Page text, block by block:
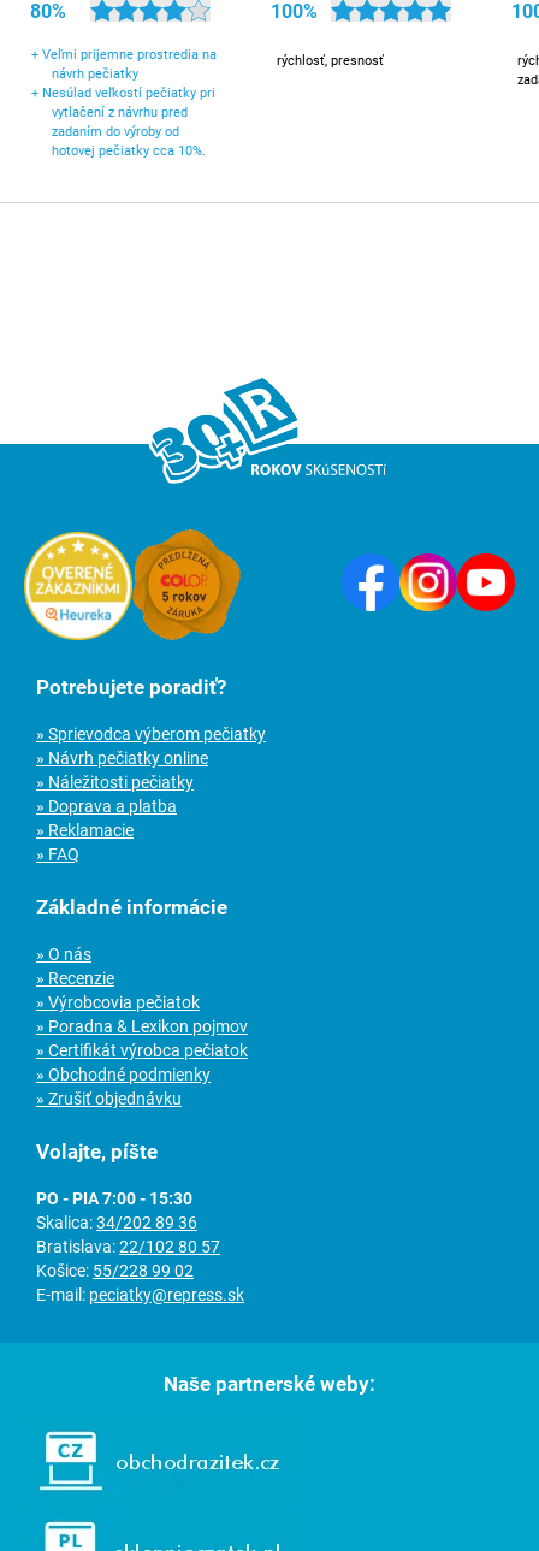
80%
+ Veľmi prijemne prostredia na
návrh pečiatky
+ Nesúlad veľkostí pečiatky pri
vytlačení z návrhu pred
zadaním do výroby od
hotovej pečiatky cca 10%.
100%
rýchlosť, presnosť
Potrebujete poradiť?
» Sprievodca výberom pečiatky
» Návrh pečiatky online
» Náležitosti pečiatky
» Doprava a platba
» Reklamacie
» FAQ
Základné informácie
» O nás
» Recenzie
» Výrobcovia pečiatok
» Poradna & Lexikon pojmov
» Certifikát výrobca pečiatok
» Obchodné podmienky
» Zrušiť objednávku
Volajte, píšte
PO - PIA 7:00 - 15:30
Skalica:34/202 89 36
Bratislava:22/102 80 57
Košice: 55/228 99 02
E-mail: peciatky@repress.sk
Naše partnerské weby: